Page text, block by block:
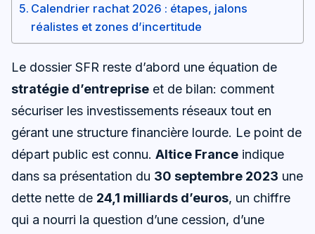
Calendrier rachat 2026 : étapes, jalons
réalistes et zones d’incertitude
Le dossier SFR reste d’abord une équation de
stratégie d’entreprise et de bilan: comment
sécuriser les investissements réseaux tout en
gérant une structure financière lourde. Le point de
départ public est connu. Altice France indique
dans sa présentation du 30 septembre 2023 une
dette nette de 24,1 milliards d’euros, un chiffre
qui a nourri la question d’une cession, d’une